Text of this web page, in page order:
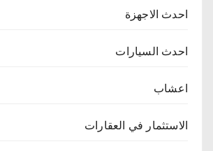
احدث الاجهزة
احدث السيارات
اعشاب
الاستثمار في العقارات